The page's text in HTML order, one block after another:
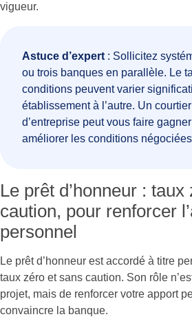
vigueur.
Astuce d’expert : Sollicitez
ou trois banques en parallèle. Le
conditions peuvent varier
établissement à l’autre. Un
d’entreprise peut vous faire
améliorer les conditions
Le prêt d’honneur :
caution, pour renforcer
personnel
Le prêt d’honneur est accordé à titre
taux zéro et sans caution. Son rôle
projet, mais de renforcer votre apport
convaincre la banque.